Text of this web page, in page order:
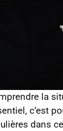
la
c’est
dans